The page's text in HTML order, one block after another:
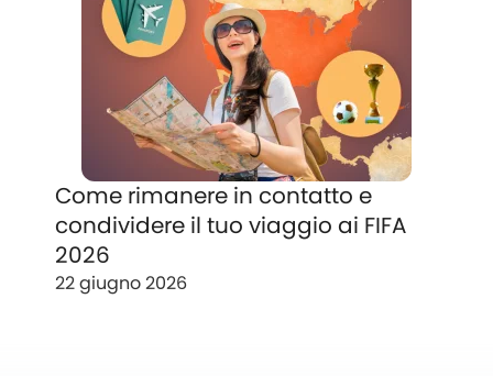
Come rimanere in contatto e
condividere il tuo viaggio ai FIFA
2026
22 giugno 2026